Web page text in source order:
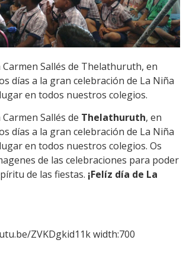
Carmen Sallés de Thelathuruth, en
días a la gran celebración de La Niña
en todos nuestros colegios.
Sallés de Thelathuruth, en
días a la gran celebración de La Niña
en todos nuestros colegios. Os
de las celebraciones para poder
de las fiestas. ¡Felíz día de La
ZVKDgkid11k width:700